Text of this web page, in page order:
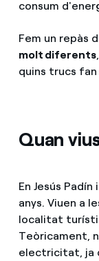
consum
Fem un repàs
molt diferents
quins trucs
Quan
En Jesús
anys. Viuen a
localitat
Teòricament,
electricitat, ja